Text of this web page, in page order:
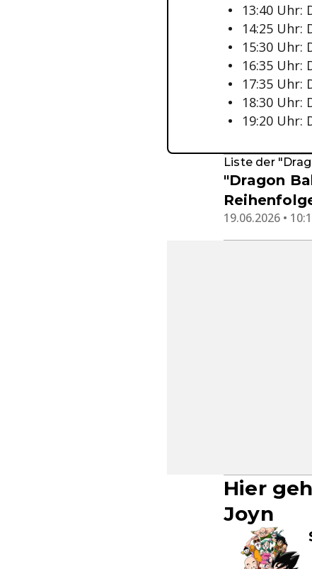
13:40 Uhr:
14:25 Uhr:
15:30 Uhr:
16:35 Uhr:
17:35 Uhr:
18:30 Uhr:
19:20 Uhr:
Liste der
"Dragon
19.06.2026 •
Hier
Joyn